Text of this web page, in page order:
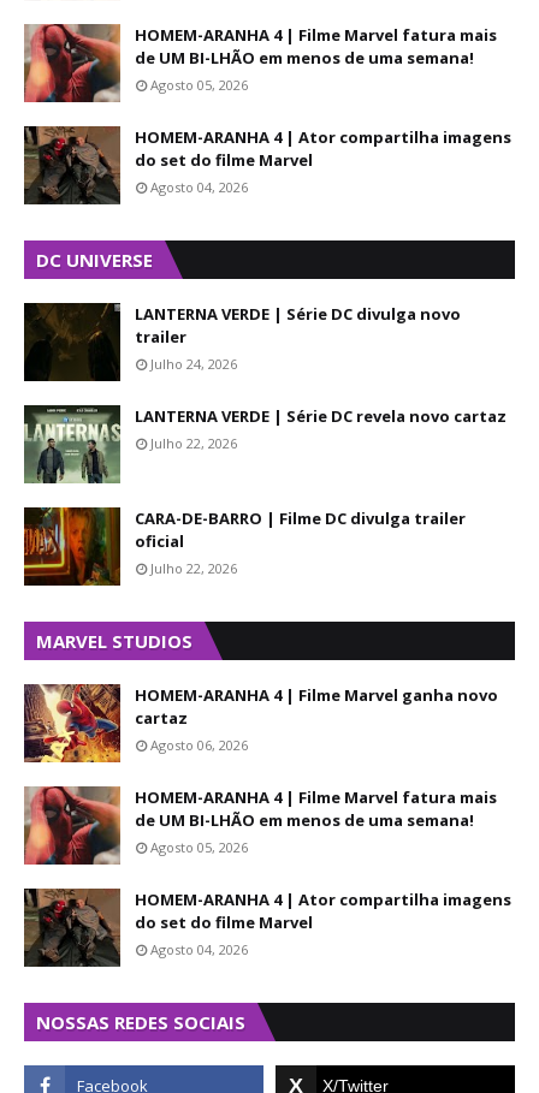
HOMEM-ARANHA 4 | Filme Marvel fatura mais
de UM BI-LHÃO em menos de uma semana!
Agosto 05, 2026
HOMEM-ARANHA 4 | Ator compartilha imagens
do set do filme Marvel
Agosto 04, 2026
DC UNIVERSE
LANTERNA VERDE | Série DC divulga novo
trailer
Julho 24, 2026
LANTERNA VERDE | Série DC revela novo cartaz
Julho 22, 2026
CARA-DE-BARRO | Filme DC divulga trailer
oficial
Julho 22, 2026
MARVEL STUDIOS
HOMEM-ARANHA 4 | Filme Marvel ganha novo
cartaz
Agosto 06, 2026
HOMEM-ARANHA 4 | Filme Marvel fatura mais
de UM BI-LHÃO em menos de uma semana!
Agosto 05, 2026
HOMEM-ARANHA 4 | Ator compartilha imagens
do set do filme Marvel
Agosto 04, 2026
NOSSAS REDES SOCIAIS